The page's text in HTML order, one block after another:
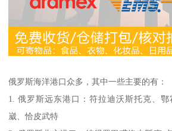
俄罗斯海洋港口众多，其中一些主要的有：
1. 俄罗斯远东港口：符拉迪沃斯托克、
崴、恰皮武特